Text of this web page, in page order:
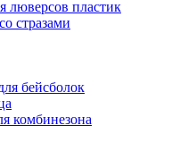
люверсов пластик
стразами
бейсболок
комбинезона